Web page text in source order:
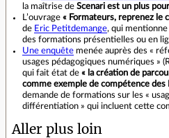
la maîtrise de Scenari est un plus
L’ouvrage « Formateurs, reprenez le
de Eric Petitdemange, qui
des formations présentielles ou en
Une enquête menée auprès des «
usages pédagogiques numériques »
qui fait état de « la création de
comme exemple de compétence des
demande de formations sur les «
différentiation » qui incluent cette
Aller plus loin